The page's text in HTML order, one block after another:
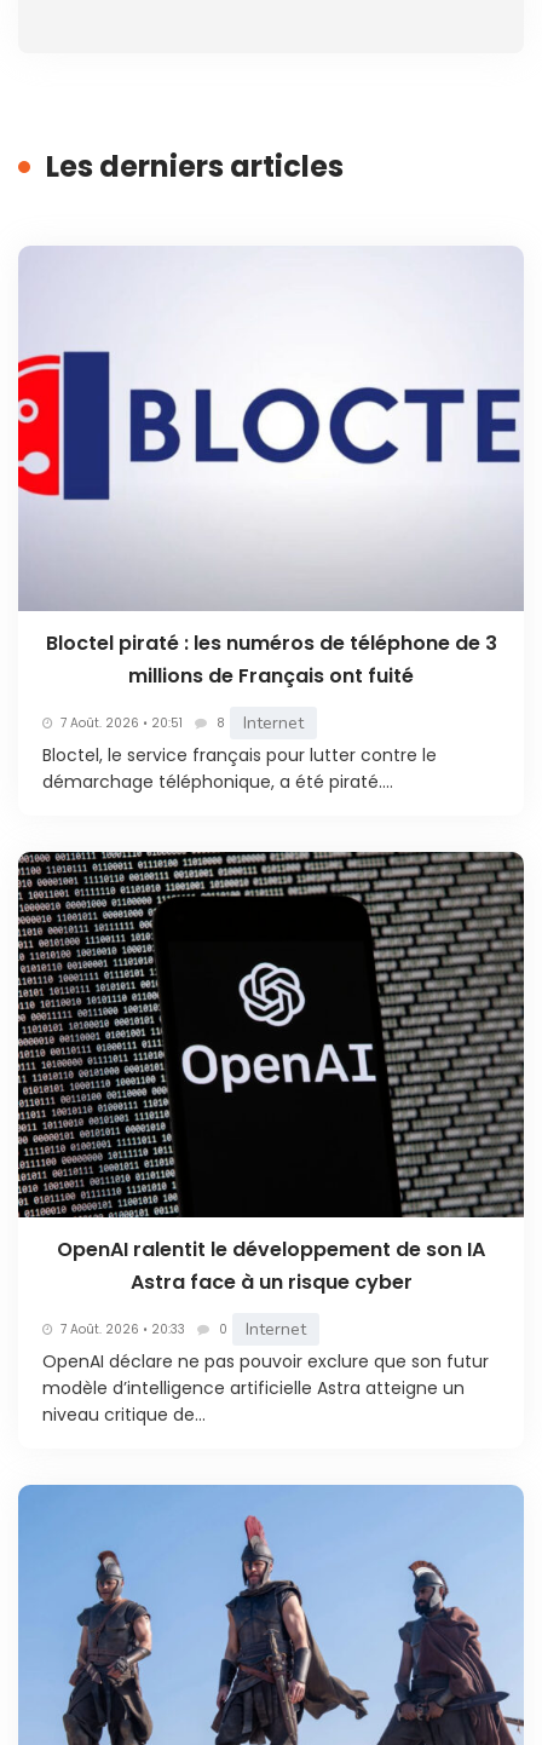
Les derniers articles
Bloctel piraté : les numéros de téléphone de 3
millions de Français ont fuité
7 Août. 2026 • 20:51 8 Internet
Bloctel, le service français pour lutter contre le
démarchage téléphonique, a été piraté....
OpenAI ralentit le développement de son IA
Astra face à un risque cyber
7 Août. 2026 • 20:33 0 Internet
OpenAI déclare ne pas pouvoir exclure que son futur
modèle d’intelligence artificielle Astra atteigne un
niveau critique de...